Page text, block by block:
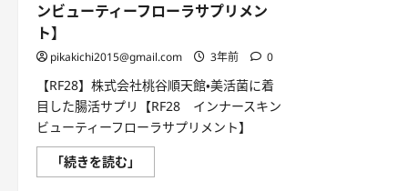
ンビューティーフローラサプリメン
ト】
pikakichi2015@gmail.com 3年前 0
【RF28】株式会社桃谷順天館・美活菌に着
目した腸活サプリ【RF28 インナースキン
ビューティーフローラサプリメント】
「続きを読む」
株